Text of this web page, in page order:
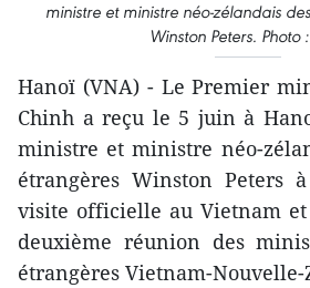
ministre et ministre néo-zélandais
Winston Peters. Photo
Hanoï (VNA) - Le Premier
Chinh a reçu le 5 juin à
ministre et ministre néo-
étrangères Winston Peters
visite officielle au Vietnam
deuxième réunion des
étrangères Vietnam-Nouvelle-